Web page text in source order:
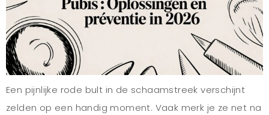
Een pijnlijke rode bult in de schaamstreek verschijnt
zelden op een handig moment. Vaak merk je ze net na